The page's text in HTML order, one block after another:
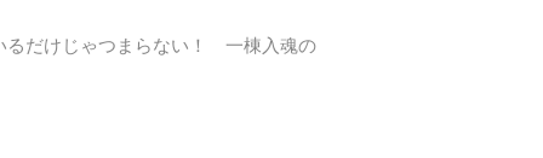
だけじゃつまらない！ 一棟入魂の